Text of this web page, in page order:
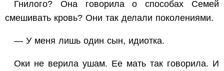
Гнилого? Она говорила о способах Семей
смешивать кровь? Они так делали поколениями.
— У меня лишь один сын, идиотка.
Оки не верила ушам. Ее мать так говорила. И